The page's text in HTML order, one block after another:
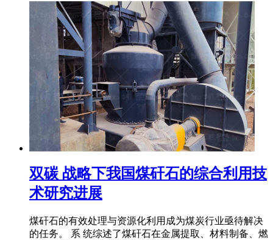
双碳 战略下我国煤矸石的综合利用技
术研究进展
煤矸石的有效处理与资源化利用成为煤炭行业亟待解决
的任务。 系 统综述了煤矸石在金属提取、材料制备、燃